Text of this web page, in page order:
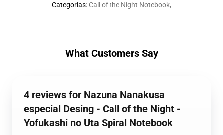
Categorias: Call of the Night Notebook,
What Customers Say
4 reviews for Nazuna Nanakusa
especial Desing - Call of the Night -
Yofukashi no Uta Spiral Notebook